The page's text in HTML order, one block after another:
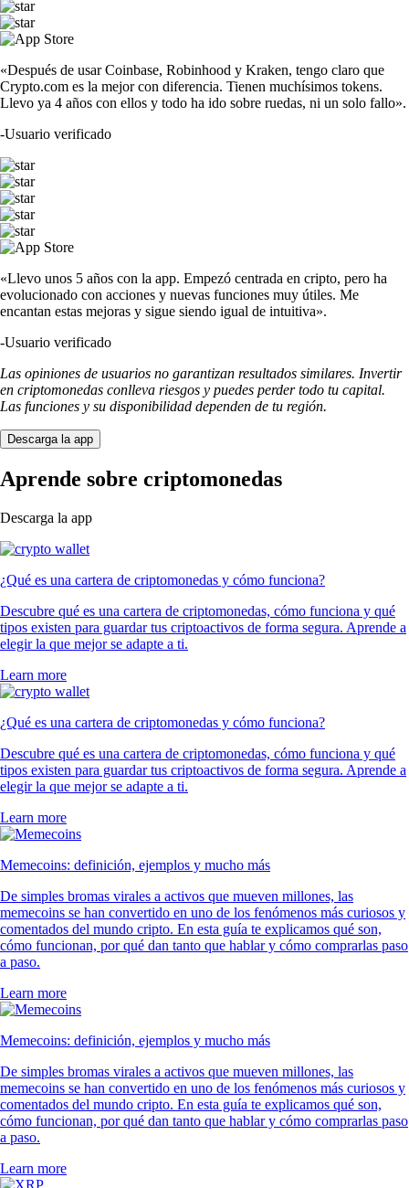
«Después de usar Coinbase, Robinhood y Kraken, tengo claro que
Crypto.com es la mejor con diferencia. Tienen muchísimos tokens.
Llevo ya 4 años con ellos y todo ha ido sobre ruedas, ni un solo fallo».
-Usuario verificado
«Llevo unos 5 años con la app. Empezó centrada en cripto, pero ha
evolucionado con acciones y nuevas funciones muy útiles. Me
encantan estas mejoras y sigue siendo igual de intuitiva».
-Usuario verificado
Las opiniones de usuarios no garantizan resultados similares. Invertir
en criptomonedas conlleva riesgos y puedes perder todo tu capital.
Las funciones y su disponibilidad dependen de tu región.
Descarga la app
Aprende sobre criptomonedas
Descarga la app
¿Qué es una cartera de criptomonedas y cómo funciona?
Descubre qué es una cartera de criptomonedas, cómo funciona y qué
tipos existen para guardar tus criptoactivos de forma segura. Aprende a
elegir la que mejor se adapte a ti.
Learn more
¿Qué es una cartera de criptomonedas y cómo funciona?
Descubre qué es una cartera de criptomonedas, cómo funciona y qué
tipos existen para guardar tus criptoactivos de forma segura. Aprende a
elegir la que mejor se adapte a ti.
Learn more
Memecoins: definición, ejemplos y mucho más
De simples bromas virales a activos que mueven millones, las
memecoins se han convertido en uno de los fenómenos más curiosos y
comentados del mundo cripto. En esta guía te explicamos qué son,
cómo funcionan, por qué dan tanto que hablar y cómo comprarlas paso
a paso.
Learn more
Memecoins: definición, ejemplos y mucho más
De simples bromas virales a activos que mueven millones, las
memecoins se han convertido en uno de los fenómenos más curiosos y
comentados del mundo cripto. En esta guía te explicamos qué son,
cómo funcionan, por qué dan tanto que hablar y cómo comprarlas paso
a paso.
Learn more